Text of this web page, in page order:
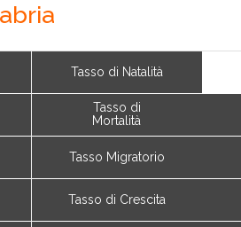
Tasso di Natalità
Tasso di
Mortalità
Tasso Migratorio
Tasso di Crescita